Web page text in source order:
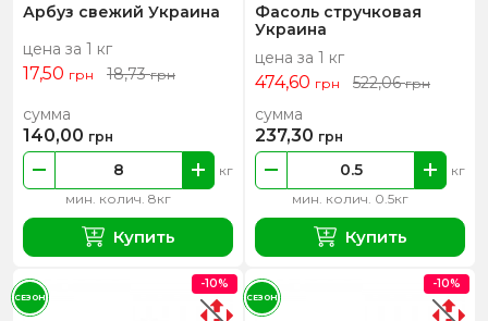
Арбуз свежий Украина
цена за 1 кг
17,50 грн 18,73грн
мин. колич. 8кг
кг
сумма
140,00 грн
Купить
Фасоль стручковая
Украина
цена за 1 кг
474,60 грн 522,06грн
мин. колич. 0.5кг
кг
сумма
237,30 грн
Купить
-10%
СЕЗОН
-10%
СЕЗОН